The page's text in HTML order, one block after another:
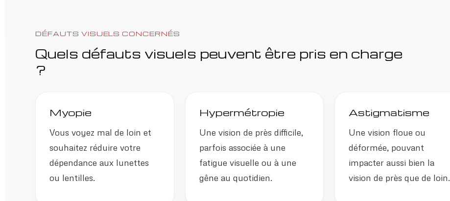
DÉFAUTS VISUELS CONCERNÉS
Quels défauts visuels peuvent être pris en charge
?
Myopie
Vous voyez mal de loin et
souhaitez réduire votre
dépendance aux lunettes
ou lentilles.
Hypermétropie
Une vision de près difficile,
parfois associée à une
fatigue visuelle ou à une
gêne au quotidien.
Astigmatisme
Une vision floue ou
déformée, pouvant
impacter aussi bien la
vision de près que de loin.